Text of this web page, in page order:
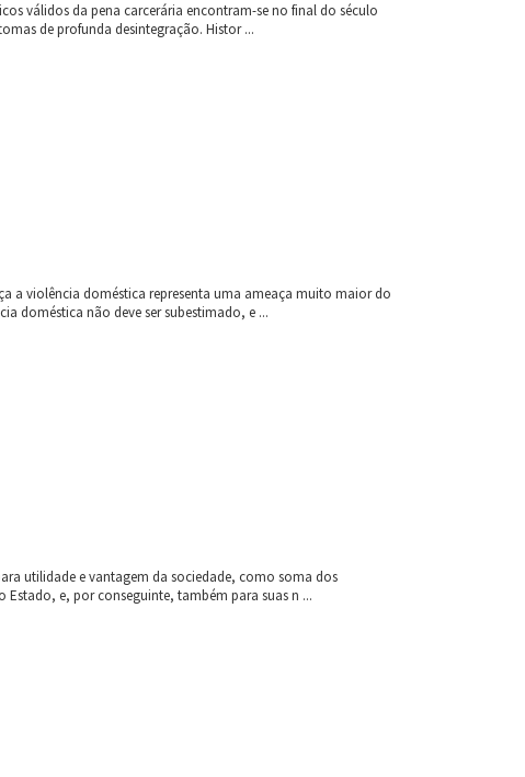
válidos da pena carcerária encontram-se no final do século
de profunda desintegração. Histor ...
a violência doméstica representa uma ameaça muito maior do
doméstica não deve ser subestimado, e ...
utilidade e vantagem da sociedade, como soma dos
e, por conseguinte, também para suas n ...